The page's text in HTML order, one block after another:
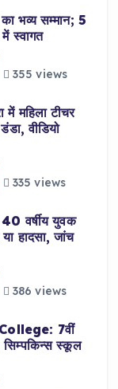
भव्य सम्मान; 5
स्वागत
355 views
महिला टीचर
वीडियो
335 views
वर्षीय युवक
हादसा, जांच
386 views
7वीं
सिम्पकिन्स स्कूल